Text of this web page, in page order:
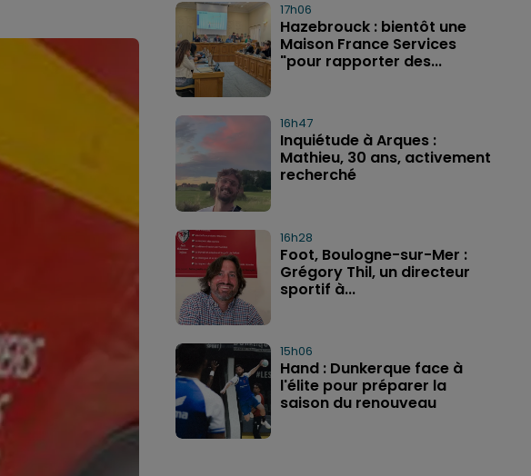
17h06
Hazebrouck : bientôt une
Maison France Services
"pour rapporter des...
16h47
Inquiétude à Arques :
Mathieu, 30 ans, activement
recherché
16h28
Foot, Boulogne-sur-Mer :
Grégory Thil, un directeur
sportif à...
15h06
Hand : Dunkerque face à
l'élite pour préparer la
saison du renouveau